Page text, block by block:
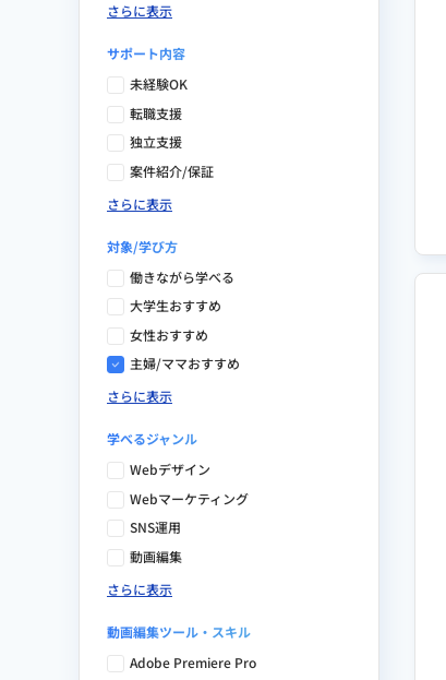
さらに表示
サポート内容
未経験OK
転職支援
独立支援
案件紹介/保証
さらに表示
対象/学び方
働きながら学べる
大学生おすすめ
女性おすすめ
主婦/ママおすすめ
さらに表示
学べるジャンル
Webデザイン
Webマーケティング
SNS運用
動画編集
さらに表示
動画編集ツール・スキル
Adobe Premiere Pro